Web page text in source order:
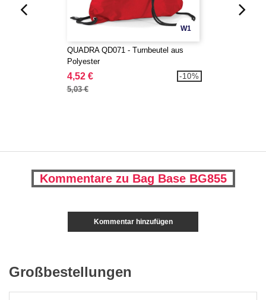
W1
QUADRA QD071 - Turnbeutel aus
Polyester
4,52 €
5,03 €
-10%
Kommentare zu Bag Base BG855
Kommentar hinzufügen
Großbestellungen